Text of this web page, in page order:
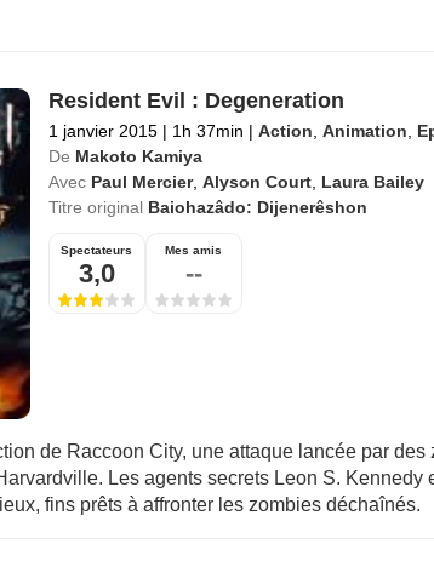
Resident Evil : Degeneration
1 janvier 2015 | 1h 37min | Action, Animation,
De Makoto Kamiya
Avec Paul Mercier, Alyson Court, Laura Bailey
Titre original Baiohazâdo: Dijenerêshon
Spectateurs
3,0
Mes amis
--
de Raccoon City, une attaque lancée par des
Les agents secrets Leon S. Kennedy
fins prêts à affronter les zombies déchaînés.